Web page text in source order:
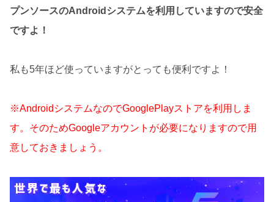
プンソースのAndroidシステムを利用していますので安全
ですよ！
私も5年ほど使っていますがとっても便利ですよ！
※AndroidシステムなのでGooglePlayストアを利用しま
す。そのためGoogleアカウントが必要になりますので用
意しておきましょう。